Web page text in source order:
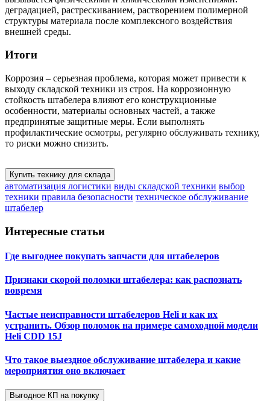
деградацией, растрескиванием, растворением полимерной
структуры материала после комплексного воздействия
внешней среды.
Итоги
Коррозия – серьезная проблема, которая может привести к
выходу складской техники из строя. На коррозионную
стойкость штабелера влияют его конструкционные
особенности, материалы основных частей, а также
предпринятые защитные меры. Если выполнять
профилактические осмотры, регулярно обслуживать технику,
то риски можно снизить.
Купить технику для склада
автоматизация логистики виды складской техники выбор
техники правила безопасности техническое обслуживание
штабелер
Интересные статьи
Где выгоднее покупать запчасти для штабелеров
Признаки скорой поломки штабелера: как распознать
вовремя
Частые неисправности штабелеров Heli и как их
устранить. Обзор поломок на примере самоходной модели
Heli CDD 15J
Что такое выездное обслуживание штабелера и какие
мероприятия оно включает
Выгодное КП на покупку